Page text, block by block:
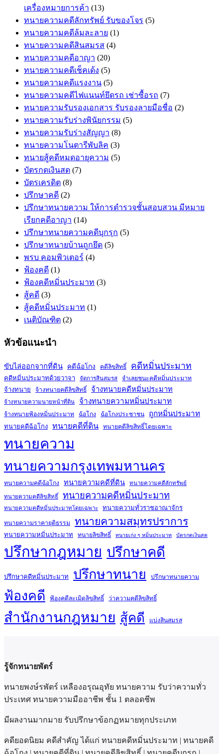
เครื่องหมายการค้า (13)
ทนายความคดีลักทรัพย์ รับของโจร (5)
ทนายความคดีล้มละลาย (1)
ทนายความคดีสินสมรส (4)
ทนายความคดีอาญา (20)
ทนายความคดีเช็คเด้ง (5)
ทนายความคดีแรงงาน (5)
ทนายความคดีไฟแนนท์ยึดรถ เช่าซื้อรถ (7)
ทนายความรับรองเอกสาร รับรองลายมือชื่อ (2)
ทนายความรับร่างพินัยกรรม (5)
ทนายความรับร่างสัญญา (8)
ทนายความโนตารีพับลิค (3)
ทนายสู้คดีหมดอายุความ (5)
บัตรกดเงินสด (7)
บัตรเครดิต (8)
ปรึกษาคดี (2)
ปรึกษาทนายความ ให้การตำรวจชั้นสอบสวน มีหมาย
เรียกคดีอาญา (14)
ปรึกษาทนายความคดีบุกรุก (5)
ปรึกษาทนายบ้านถูกยึด (5)
พรบ คอมพิวเตอร์ (4)
ฟ้องคดี (1)
ฟ้องคดีหมิ่นประมาท (3)
สู้คดี (3)
สู้คดีหมิ่นประมาท (1)
เนติบัณฑิต (2)
หัวข้อแนะนำ
ขับไล่ออกจากที่ดิน คดีฉ้อโกง คดีลิขสิทธิ์ คดีหมิ่นประมาท
คดีหมิ่นประมาทด้วยวาจา จัดการสินสมรส จำเลยชนะคดีหมิ่นประมาท
จ้างทนาย จ้างทนายคดีลิขสิทธิ์ จ้างทนายคดีหมิ่นประมาท
จ้างทนายความนายหน้าที่ดิน จ้างทนายความหมิ่นประมาท
จ้างทนายฟ้องหมิ่นประมาท ฉ้อโกง ฉ้อโกงประชาชน ถูกหมิ่นประมาท
ทนายคดีฉ้อโกง ทนายคดีที่ดิน ทนายคดีลิขสิทธิ์โดยเฉพาะ
ทนายความ
ทนายความกรุงเทพมหานคร
ทนายความคดีฉ้อโกง ทนายความคดีที่ดิน ทนายความคดีลักทรัพย์
ทนายความคดีลิขสิทธิ์ ทนายความคดีหมิ่นประมาท
ทนายความคดีหมิ่นประมาทโดยเฉพาะ ทนายความทั่วราชอาณาจักร
ทนายความราคายุติธรรม ทนายความสมุทรปราการ
ทนายความหมิ่นประมาท ทนายลิขสิทธิ์ ทนายเก่ง ๆ หมิ่นประมาท บัตรกดเงินสด
ปรึกษากฎหมาย ปรึกษาคดี
ปรึกษาคดีหมิ่นประมาท ปรึกษาทนาย ปรึกษาทนายความ
ฟ้องคดี ฟ้องคดีละเมิดลิขสิทธิ์ ว่าความคดีลิขสิทธิ์
สำนักงานกฎหมาย สู้คดี แบ่งสินสมรส
รู้จักทนายพัตร์
ทนายพงษ์รพัตร์ เหลืองอรุณอุทัย ทนายความ รับว่าความทั่ว
ประเทศ ทนายความมืออาชีพ ชั้น 1 ตลอดชีพ
มีผลงานมากมาย รับปรึกษาข้อกฏหมายทุกประเภท
คดียอดนิยม คดีสำคัญ ได้แก่ ทนายคดีหมิ่นประมาท | ทนายคดี